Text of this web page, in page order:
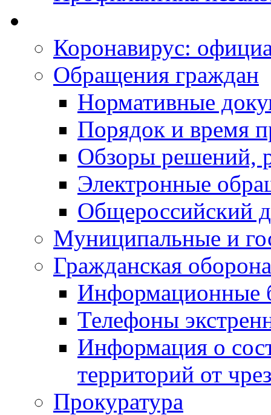
Коронавирус:
Обращения граждан
Нормативные
Порядок и время
Обзоры решений,
Электронные
Общероссийский
Муниципальные и
Гражданская
Информационные
Телефоны
Информация о
территорий от
Прокуратура